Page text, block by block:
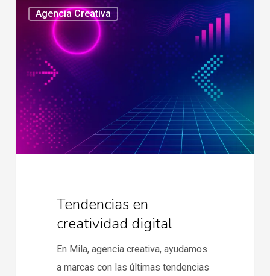
Agencia Creativa
Tendencias
creatividad
digital
Tendencias en
creatividad digital
En Mila, agencia creativa, ayudamos
a marcas con las últimas tendencias